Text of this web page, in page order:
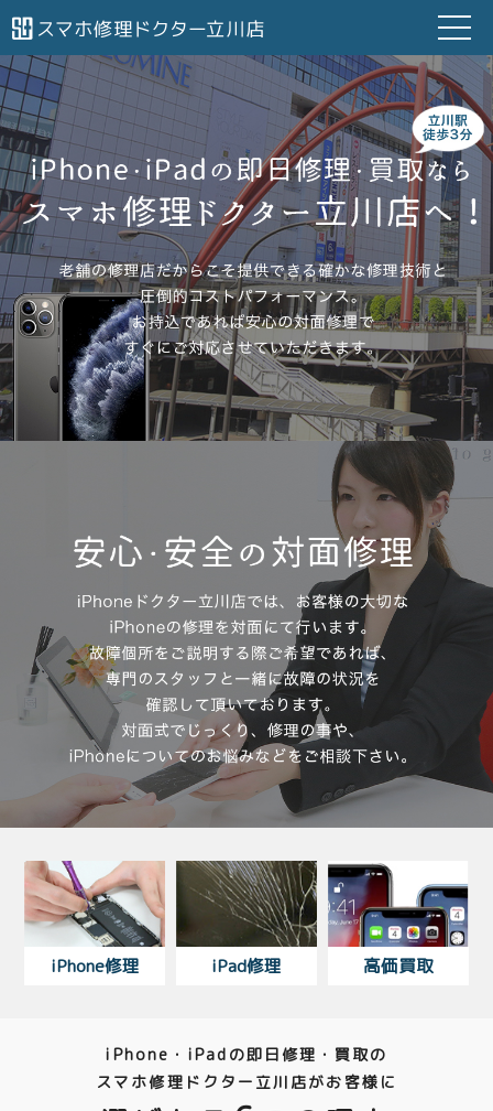
（
iPhone修理 iPad修理 高価買取
iPhone・iPadの即日修理・買取の
スマホ修理ドクター立川店がお客様に